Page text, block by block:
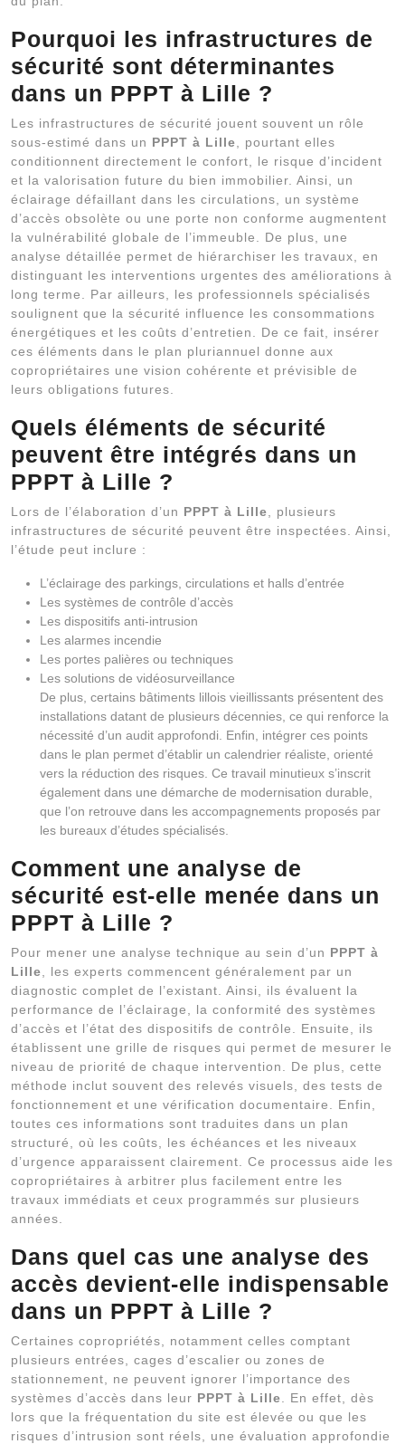
Pourquoi les infrastructures de
sécurité sont déterminantes
dans un PPPT à Lille ?
Les infrastructures de sécurité jouent souvent un rôle
sous-estimé dans un PPPT à Lille , pourtant elles
conditionnent directement le confort, le risque d’incident
et la valorisation future du bien immobilier. Ainsi, un
éclairage défaillant dans les circulations, un système
d’accès obsolète ou une porte non conforme augmentent
la vulnérabilité globale de l’immeuble. De plus, une
analyse détaillée permet de hiérarchiser les travaux, en
distinguant les interventions urgentes des améliorations à
long terme. Par ailleurs, les professionnels spécialisés
soulignent que la sécurité influence les consommations
énergétiques et les coûts d’entretien. De ce fait, insérer
ces éléments dans le plan pluriannuel donne aux
copropriétaires une vision cohérente et prévisible de
leurs obligations futures.
Quels éléments de sécurité
peuvent être intégrés dans un
PPPT à Lille ?
Lors de l’élaboration d’un PPPT à Lille , plusieurs
infrastructures de sécurité peuvent être inspectées. Ainsi,
l’étude peut inclure :
L’éclairage des parkings, circulations et halls d’entrée
Les systèmes de contrôle d’accès
Les dispositifs anti-intrusion
Les alarmes incendie
Les portes palières ou techniques
Les solutions de vidéosurveillance
De plus, certains bâtiments lillois vieillissants présentent des
installations datant de plusieurs décennies, ce qui renforce la
nécessité d’un audit approfondi. Enfin, intégrer ces points
dans le plan permet d’établir un calendrier réaliste, orienté
vers la réduction des risques. Ce travail minutieux s’inscrit
également dans une démarche de modernisation durable,
que l’on retrouve dans les accompagnements proposés par
les bureaux d’études spécialisés.
Comment une analyse de
sécurité est-elle menée dans un
PPPT à Lille ?
Pour mener une analyse technique au sein d’un PPPT à
Lille , les experts commencent généralement par un
diagnostic complet de l’existant. Ainsi, ils évaluent la
performance de l’éclairage, la conformité des systèmes
d’accès et l’état des dispositifs de contrôle. Ensuite, ils
établissent une grille de risques qui permet de mesurer le
niveau de priorité de chaque intervention. De plus, cette
méthode inclut souvent des relevés visuels, des tests de
fonctionnement et une vérification documentaire. Enfin,
toutes ces informations sont traduites dans un plan
structuré, où les coûts, les échéances et les niveaux
d’urgence apparaissent clairement. Ce processus aide les
copropriétaires à arbitrer plus facilement entre les
travaux immédiats et ceux programmés sur plusieurs
années.
Dans quel cas une analyse des
accès devient-elle indispensable
dans un PPPT à Lille ?
Certaines copropriétés, notamment celles comptant
plusieurs entrées, cages d’escalier ou zones de
stationnement, ne peuvent ignorer l’importance des
systèmes d’accès dans leur PPPT à Lille . En effet, dès
lors que la fréquentation du site est élevée ou que les
risques d’intrusion sont réels, une évaluation approfondie